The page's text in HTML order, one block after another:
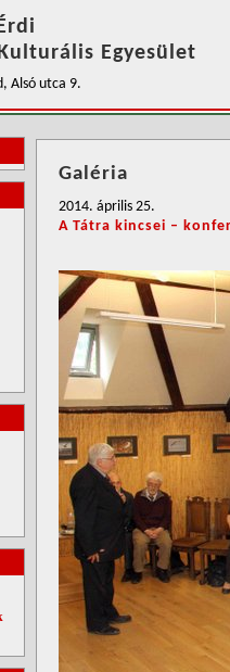
Egyesület
Alsó utca 9.
Galéria
2014. április 25.
A Tátra kincsei –